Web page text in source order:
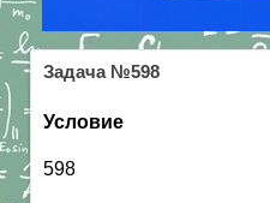
Задача №598
Условие
598